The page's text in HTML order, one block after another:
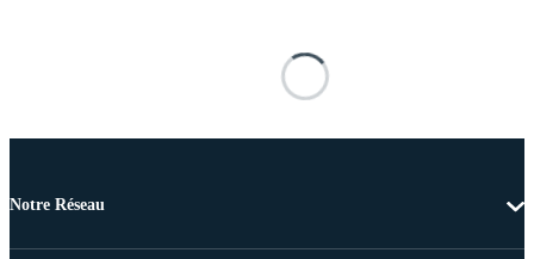
Notre Réseau